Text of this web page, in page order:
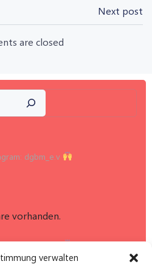
verwalten
navigation
Next post
are closed
dgbm_e.v
vorhanden.
dgbm_e.v